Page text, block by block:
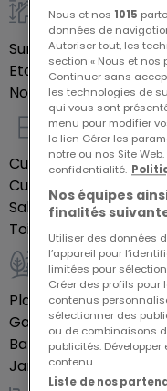
Un objet
Contactez nous
Général
Surface habitable
Etage du bien2
Nombre de chambres
Intérieur
Cuisine équipéeOui
Cuisine ouverte
Salles de bains1
Toilettes séparées
Extérieur
Place(s) de parking
Garage1
Balcon8m²
Jardin50m²
Nous et nos 1015
données de
Autoriser tout, les
section « Nous et
Continuer sans
les technologies de
qui vous sont
menu pour modifier
le lien Gérer les
notre ou nos Site
confidentialité.
Nos équipes
finalités
Utiliser des données
l’appareil pour
limitées pour
Créer des profils
contenus
sélectionner des
ou de combinaisons
publicités.
contenu.
Liste de nos